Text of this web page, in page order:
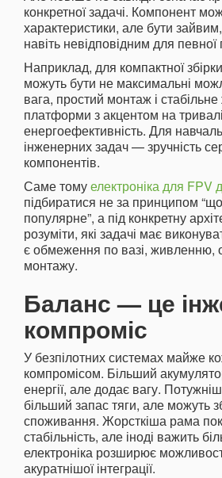
конкретної задачі. Компонент
характеристики, але бути
навіть невідповідним для
Наприклад, для компактної
можуть бути не максимальні
вага, простий монтаж і
платформи з акцентом на
енергоефективність. Для
інженерних задач — зручність
компонентів.
Саме томуелектроніка для FPV
підбиратися не за принципом
популярне”, а під конкретну
розуміти, які задачі має
є обмеження по вазі, живленню,
монтажу.
Баланс — це
компроміс
У безпілотних системах майже
компромісом. Більший
енергії, але додає вагу.
більший запас тяги, але можуть
споживання. Жорсткіша рама
стабільність, але іноді важить
електроніка розширює
акуратнішої інтеграції.